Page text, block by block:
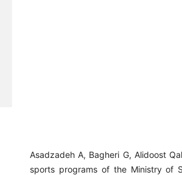
Asadzadeh A, Bagheri G, Alidoost
sports programs of the Ministry of